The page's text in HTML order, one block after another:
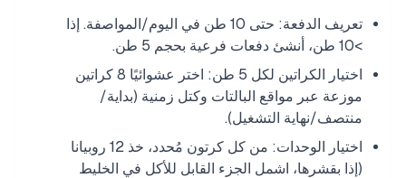
تعريف الدفعة: حتى 10 طن في اليوم/المواصفة. إذا
>10 طن، أنشئ دفعات فرعية بحجم 5 طن.
اختيار الكراتين لكل 5 طن: اختر عشوائيًا 8 كراتين
موزعة عبر مواقع البالتات وكتل زمنية (بداية/
منتصف/نهاية التشغيل).
اختيار الوحدات: من كل كرتون مُحدد، خذ 12 روبيانا
(إذا بقشرها، اشمل الجزء القابل للأكل في الخليط